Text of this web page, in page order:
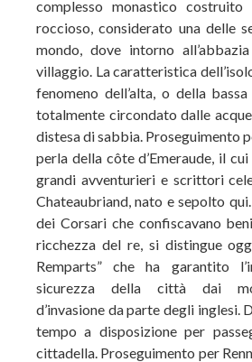
complesso monastico
roccioso, considerato una delle
mondo, dove intorno
villaggio. La caratteristica
fenomeno dell’alta, o della
totalmente circondato dalle
distesa di sabbia. Proseguimento
perla della côte d’Emeraude, il
grandi avventurieri e scrittori
Chateaubriand, nato e sepolto
dei Corsari che confiscavano
ricchezza del re, si distingue
Remparts” che ha garantito
sicurezza della città dai
d’invasione da parte degli inglesi.
tempo a disposizione per
cittadella. Proseguimento per